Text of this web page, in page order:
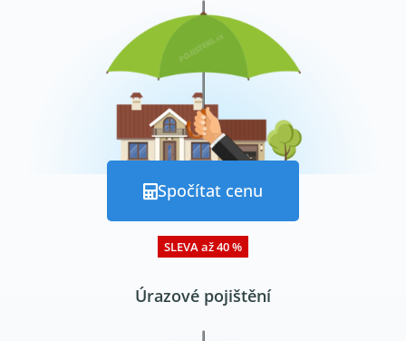
Spočítat cenu
SLEVA až 40 %
Úrazové pojištění